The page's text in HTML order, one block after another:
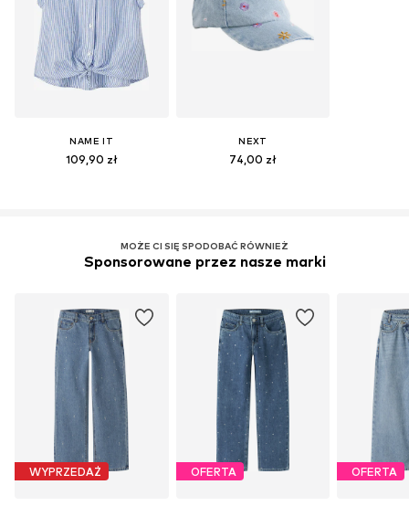
NAME IT
109,90 zł
NEXT
74,00 zł
MOŻE CI SIĘ SPODOBAĆ RÓWNIEŻ
Sponsorowane przez nasze marki
WYPRZEDAŻ OFERTA OFERTA